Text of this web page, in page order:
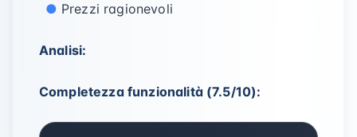
Prezzi ragionevoli
Analisi:
Completezza funzionalità (7.5/10):